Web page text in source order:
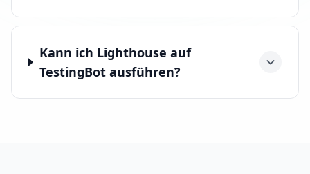
Kann ich Lighthouse auf
TestingBot ausführen?